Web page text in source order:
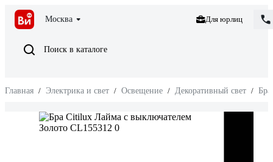
Москва Для юрлиц
Поиск в каталоге
Главная / Электрика и свет / Освещение / Декоративный свет / Бра